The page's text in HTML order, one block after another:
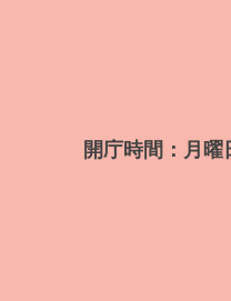
開庁時間：月曜